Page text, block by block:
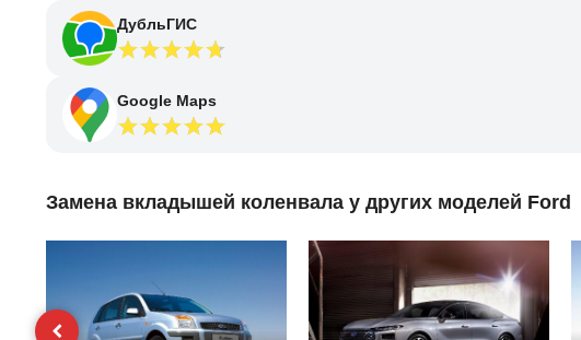
ДубльГИС
Google Maps
Замена вкладышей коленвала у других моделей Ford